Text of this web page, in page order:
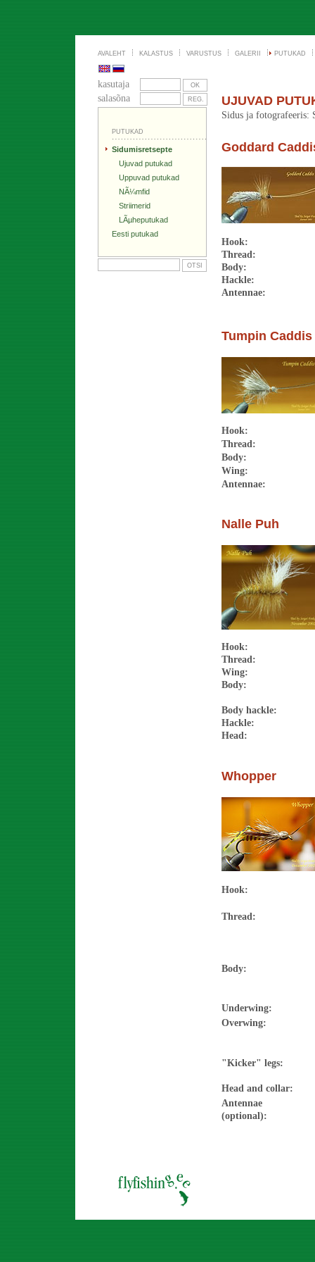
AVALEHT KALASTUS VARUSTUS GALERII PUTUKAD
kasutaja
salasõna
PUTUKAD
Sidumisretsepte
Ujuvad putukad
Uppuvad putukad
NÃ¼mfid
Striimerid
LÃµheputukad
Eesti putukad
UJUVAD
Sidus ja fotografeeris:
Goddard
Thread:
Body:
Hackle:
Antennae:
Tumpin Caddis
Thread:
Body:
Wing:
Antennae:
Nalle Puh
Thread:
Wing:
Body:
Body hackle:
Hackle:
Head:
Whopper
Thread:
Body:
Underwing:
Overwing:
"Kicker" legs:
Head and collar:
Antennae
(optional):